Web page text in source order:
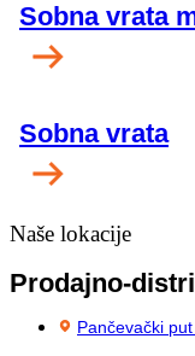
Sobna vrata
Sobna vrata
Naše lokacije
Prodajno-
Pančevački